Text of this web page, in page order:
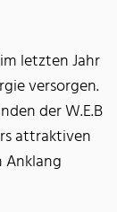
letzten Jahr
versorgen.
der W.E.B
attraktiven